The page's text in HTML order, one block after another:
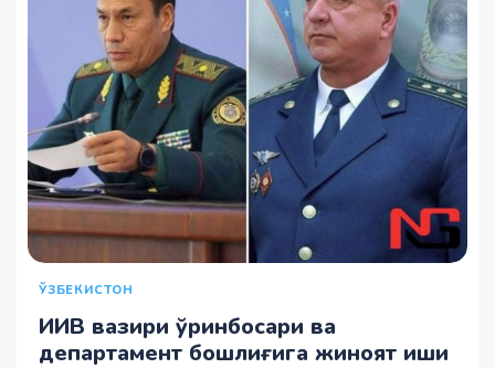
ЎЗБЕКИСТОН
ИИВ вазири ўринбосари ва
департамент бошлиғига жиноят иши